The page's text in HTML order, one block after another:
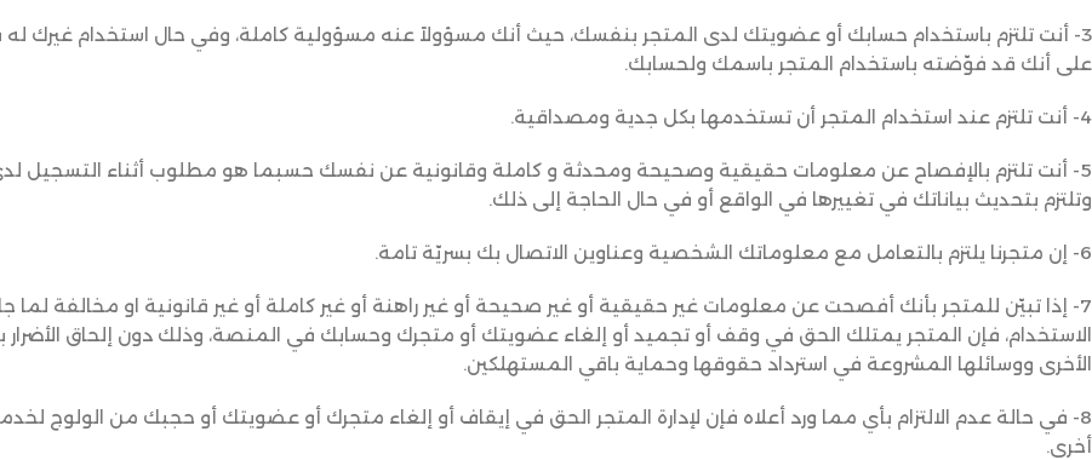
3- أنت تلتزم باستخدام حسابك أو عضويتك لدى المتجر بنفسك، حيث أنك مسؤولاً عنه مسؤولية كاملة، وفي حال استخدام غيرك له
على أنك قد فوّضته باستخدام المتجر باسمك ولحسابك.
4- أنت تلتزم عند استخدام المتجر أن تستخدمها بكل جدية ومصداقية.
5- أنت تلتزم بالإفصاح عن معلومات حقيقية وصحيحة ومحدثة و كاملة وقانونية عن نفسك حسبما هو مطلوب أثناء التسجيل
وتلتزم بتحديث بياناتك في تغييرها في الواقع أو في حال الحاجة إلى ذلك.
6- إن متجرنا يلتزم بالتعامل مع معلوماتك الشخصية وعناوين الاتصال بك بسريّة تامة.
7- إذا تبيّن للمتجر بأنك أفصحت عن معلومات غير حقيقية أو غير صحيحة أو غير راهنة أو غير كاملة أو غير قانونية او مخالفة لما
الاستخدام، فإن المتجر يمتلك الحق في وقف أو تجميد أو إلغاء عضويتك أو متجرك وحسابك في المنصة، وذلك دون إلحاق الأضرار
الأخرى ووسائلها المشروعة في استرداد حقوقها وحماية باقي المستهلكين.
8- في حالة عدم الالتزام بأي مما ورد أعلاه فإن لإدارة المتجر الحق في إيقاف أو إلغاء متجرك أو عضويتك أو حجبك من الولوج
أخرى.